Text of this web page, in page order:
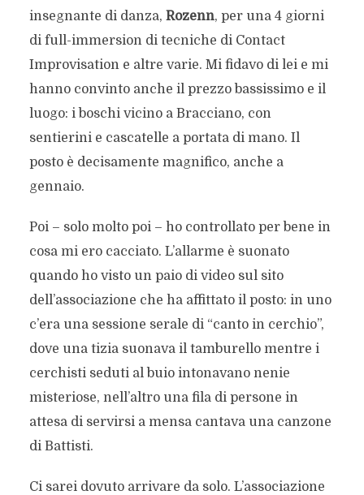
insegnante di danza, Rozenn, per una 4 giorni
di full-immersion di tecniche di Contact
Improvisation e altre varie. Mi fidavo di lei e mi
hanno convinto anche il prezzo bassissimo e il
luogo: i boschi vicino a Bracciano, con
sentierini e cascatelle a portata di mano. Il
posto è decisamente magnifico, anche a
gennaio.
Poi – solo molto poi – ho controllato per bene in
cosa mi ero cacciato. L’allarme è suonato
quando ho visto un paio di video sul sito
dell’associazione che ha affittato il posto: in uno
c’era una sessione serale di “canto in cerchio”,
dove una tizia suonava il tamburello mentre i
cerchisti seduti al buio intonavano nenie
misteriose, nell’altro una fila di persone in
attesa di servirsi a mensa cantava una canzone
di Battisti.
Ci sarei dovuto arrivare da solo. L’associazione